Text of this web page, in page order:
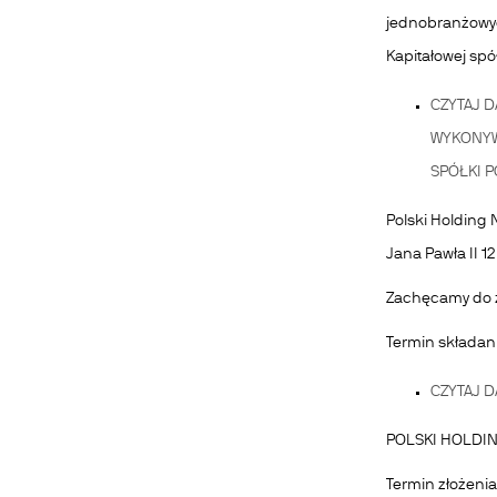
Kapitałowej
CZYTAJ
SPÓŁKI
Polski Holding
Jana Pawła II
Zachęcamy do
Termin
CZYTAJ
POLSKI
Termin